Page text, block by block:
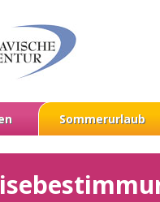
Sommerurlaub